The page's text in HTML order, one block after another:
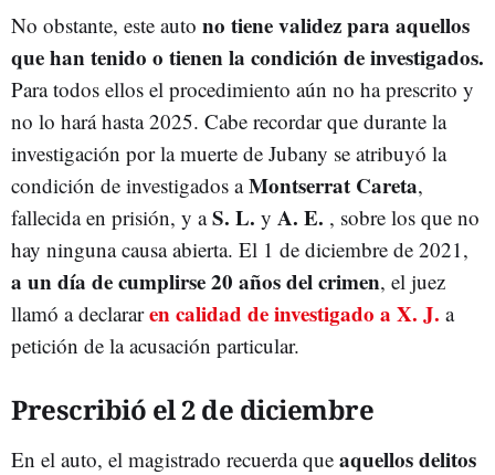
No obstante, este auto no tiene validez para aquellos
que han tenido o tienen la condición de investigados.
Para todos ellos el procedimiento aún no ha prescrito y
no lo hará hasta 2025. Cabe recordar que durante la
investigación por la muerte de Jubany se atribuyó la
condición de investigados aMontserrat Careta,
fallecida en prisión, y aS. L. y A. E. , sobre los que no
hay ninguna causa abierta. El 1 de diciembre de 2021,
a un día de cumplirse 20 años del crimen, el juez
llamó a declararen calidad de investigado a X. J. a
petición de la acusación particular.
Prescribió el 2 de diciembre
En el auto, el magistrado recuerda que aquellos delitos